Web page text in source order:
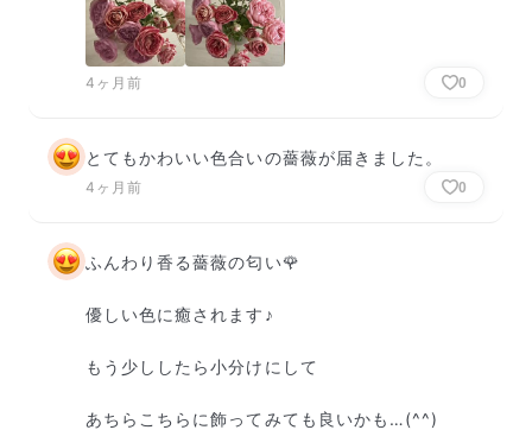
4ヶ月前 0
とてもかわいい色合いの薔薇が届きました。
4ヶ月前 0
ふんわり香る薔薇の匂い🌹
優しい色に癒されます♪
もう少ししたら小分けにして
あちらこちらに飾ってみても良いかも…(^^)